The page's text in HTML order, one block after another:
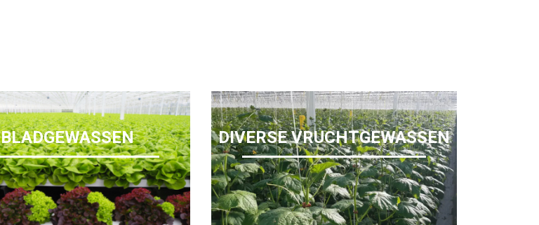
BLADGEWASSEN DIVERSE VRUCHTGEWASSEN